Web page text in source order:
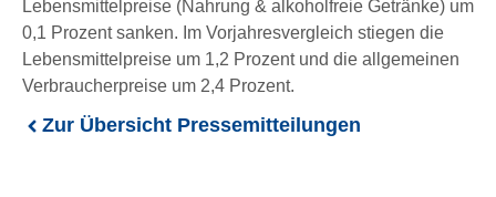
Lebensmittelpreise (Nahrung & alkoholfreie Getränke) um
0,1 Prozent sanken. Im Vorjahresvergleich stiegen die
Lebensmittelpreise um 1,2 Prozent und die allgemeinen
Verbraucherpreise um 2,4 Prozent.
Zur Übersicht Pressemitteilungen